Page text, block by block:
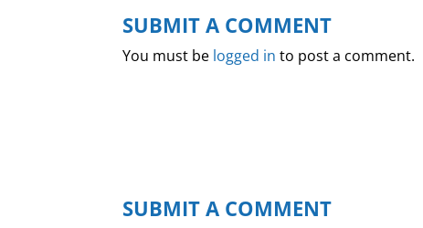
SUBMIT A COMMENT
You must be logged in to post a comment.
SUBMIT A COMMENT